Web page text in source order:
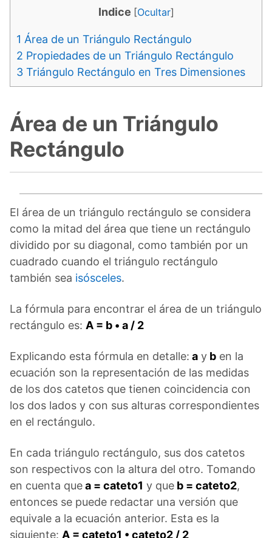
Indice [Ocultar]
1 Área de un Triángulo Rectángulo
2 Propiedades de un Triángulo Rectángulo
3 Triángulo Rectángulo en Tres Dimensiones
Área de un Triángulo
Rectángulo
El área de un triángulo rectángulo se considera
como la mitad del área que tiene un rectángulo
dividido por su diagonal, como también por un
cuadrado cuando el triángulo rectángulo
también sea isósceles.
La fórmula para encontrar el área de un triángulo
rectángulo es: A = b • a / 2
Explicando esta fórmula en detalle: a y b en la
ecuación son la representación de las medidas
de los dos catetos que tienen coincidencia con
los dos lados y con sus alturas correspondientes
en el rectángulo.
En cada triángulo rectángulo, sus dos catetos
son respectivos con la altura del otro. Tomando
en cuenta quea = cateto1 y que b = cateto2,
entonces se puede redactar una versión que
equivale a la ecuación anterior. Esta es la
siguiente: A = cateto1 • cateto2 / 2